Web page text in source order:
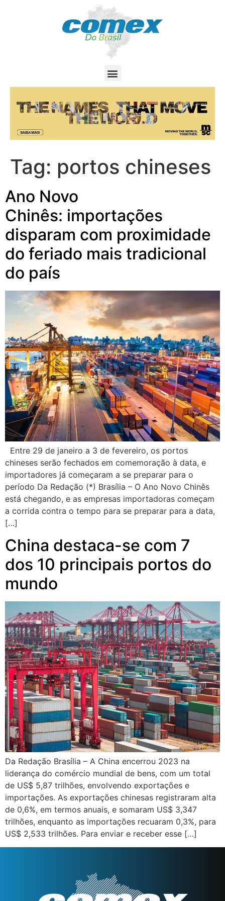
Tag: portos chineses
Ano Novo
Chinês: importações
disparam com proximidade
do feriado mais tradicional
do país
Entre 29 de janeiro a 3 de fevereiro, os portos
chineses serão fechados em comemoração à data, e
importadores já começaram a se preparar para o
período Da Redação (*) Brasília – O Ano Novo Chinês
está chegando, e as empresas importadoras começam
a corrida contra o tempo para se preparar para a data,
[…]
China destaca-se com 7
dos 10 principais portos do
mundo
Da Redação Brasília – A China encerrou 2023 na
liderança do comércio mundial de bens, com um total
de US$ 5,87 trilhões, envolvendo exportações e
importações. As exportações chinesas registraram alta
de 0,6%, em termos anuais, e somaram US$ 3,347
trilhões, enquanto as importações recuaram 0,3%, para
US$ 2,533 trilhões. Para enviar e receber esse […]